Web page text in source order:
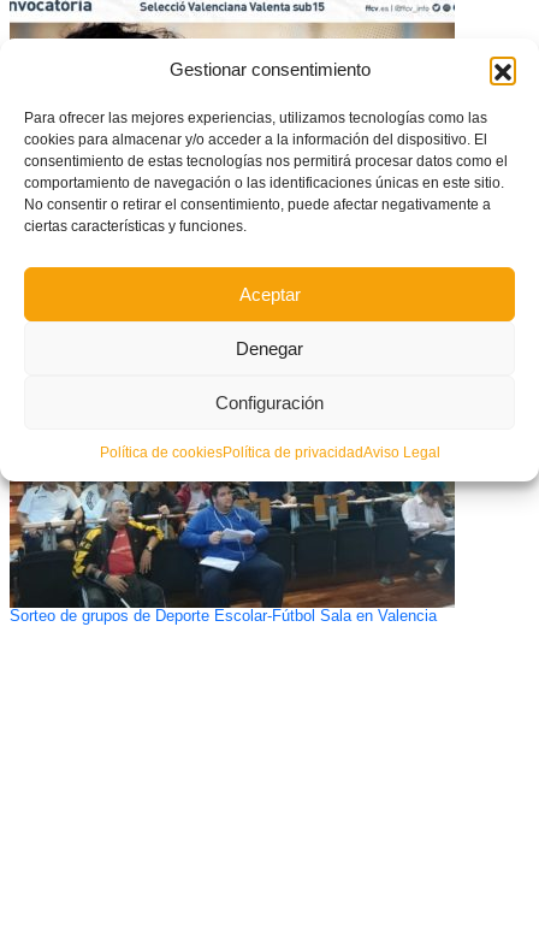
Gestionar consentimiento
Para ofrecer las mejores experiencias, utilizamos tecnologías como las
cookies para almacenar y/o acceder a la información del dispositivo. El
consentimiento de estas tecnologías nos permitirá procesar datos como el
comportamiento de navegación o las identificaciones únicas en este sitio.
No consentir o retirar el consentimiento, puede afectar negativamente a
ciertas características y funciones.
Aceptar
Denegar
Configuración
Política de cookiesPolítica de privacidadAviso Legal
CONVOCATORIA: La Selecció Valenciana Valenta sub15 de fútbol se cita
Sorteo de grupos de Deporte Escolar-Fútbol Sala en Valencia